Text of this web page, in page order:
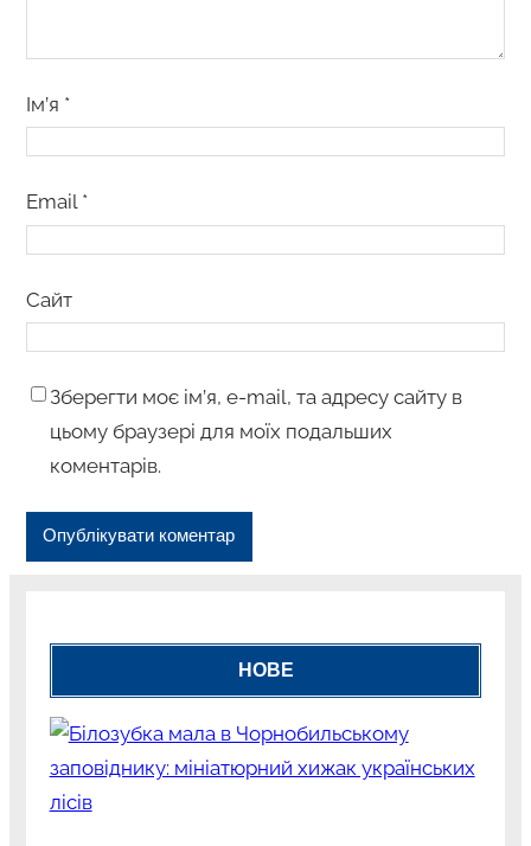
Ім’я *
Email *
Сайт
Зберегти моє ім’я, e-mail, та адресу сайту в
цьому браузері для моїх подальших
коментарів.
НОВЕ